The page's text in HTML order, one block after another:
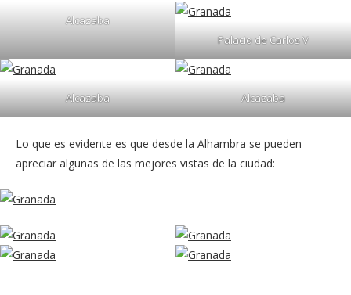
Alcazaba
Palacio de Carlos V
Alcazaba Alcazaba
Lo que es evidente es que desde la Alhambra se pueden
apreciar algunas de las mejores vistas de la ciudad: